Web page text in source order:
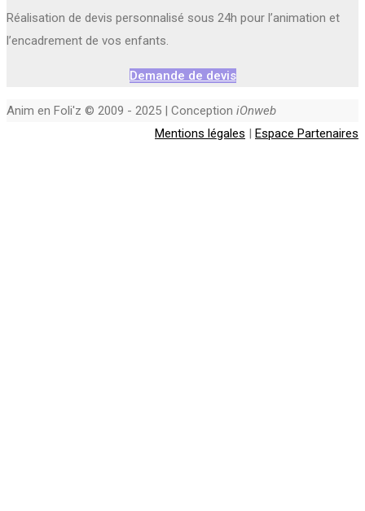
Réalisation de devis personnalisé sous 24h pour l’animation et
l’encadrement de vos enfants.
Demande de devis
Anim en Foli'z © 2009 - 2025 | Conception iOnweb
Mentions légales | Espace Partenaires